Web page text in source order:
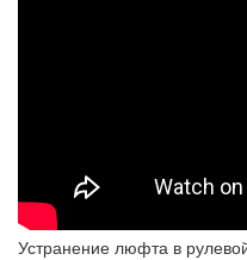
Устранение люфта в